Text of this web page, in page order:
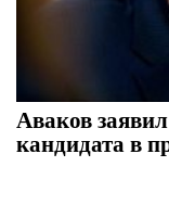
Аваков
кандидата в